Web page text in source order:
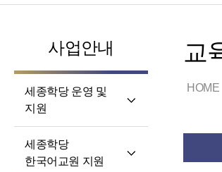
사업안내
세종학당 운영 및
지원
세종학당 신규 지정
세종학당
한국어교원 지원
교
HOME